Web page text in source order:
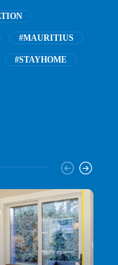
#MAURITIUS
#STAYHOME